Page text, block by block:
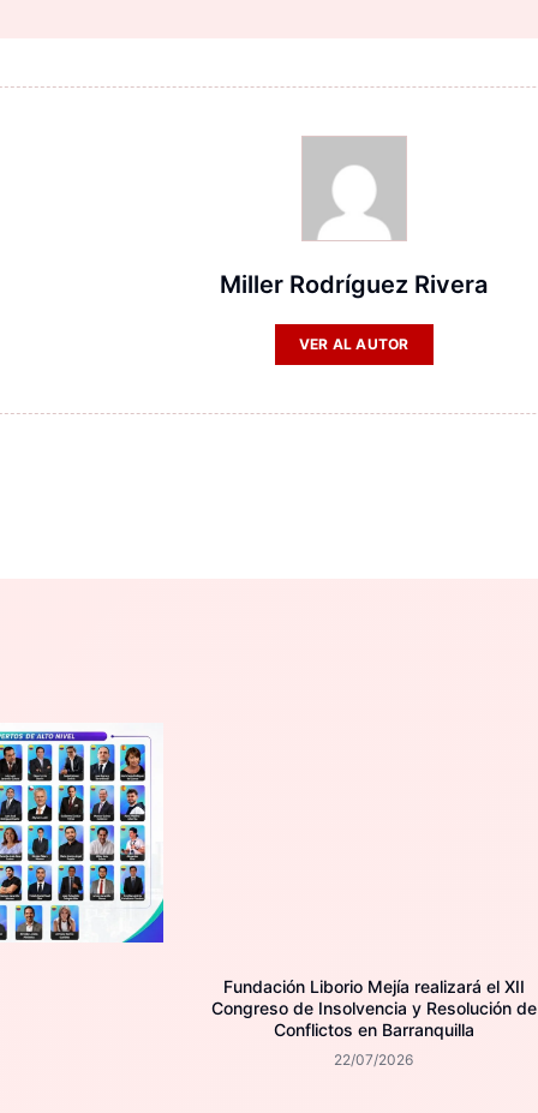
Miller Rodríguez Rivera
VER AL AUTOR
Fundación Liborio Mejía realizará el XII
Congreso de Insolvencia y Resolución de
Conflictos en Barranquilla
22/07/2026